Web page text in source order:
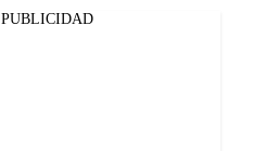
PUBLICIDAD